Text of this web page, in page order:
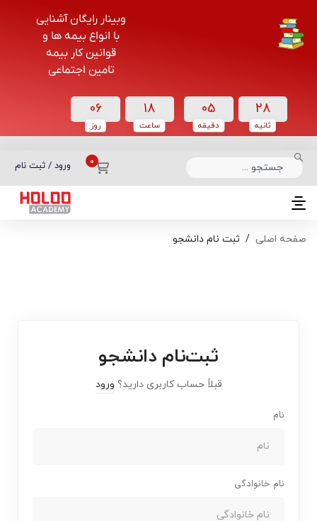
وبینار رایگان آشنایی
با انواع بیمه ها و
قوانین کار بیمه
تامین اجتماعی
06
روز
18
ساعت‌
05
دقیقه
28
ثانیه
ورود / ثبت نام
دسته بندی دوره‌ها
صفحه اصلی ثبت نام دانشجو
ثبت‌نام دانشجو
قبلاً حساب کاربری دارید؟ ورود
نام
نام خانوادگی